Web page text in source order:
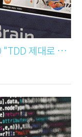
OKKYCON: 2018 The Real TDD "TDD 제대로 알기"